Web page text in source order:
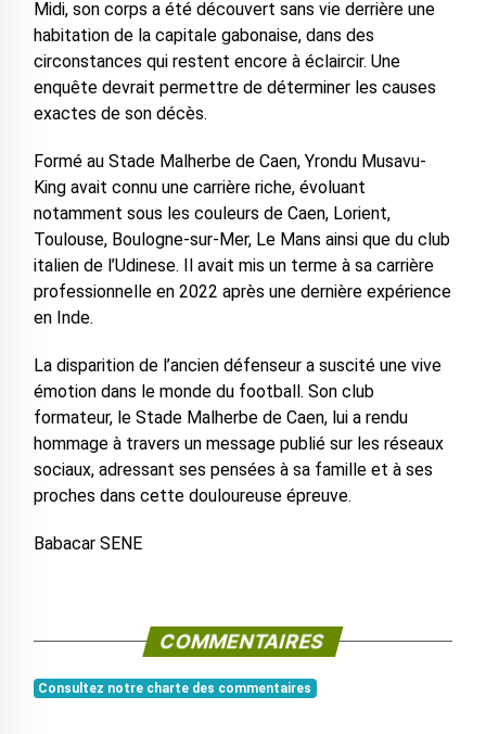
Midi, son corps a été découvert sans vie derrière une
habitation de la capitale gabonaise, dans des
circonstances qui restent encore à éclaircir. Une
enquête devrait permettre de déterminer les causes
exactes de son décès.
Formé au Stade Malherbe de Caen, Yrondu Musavu-
King avait connu une carrière riche, évoluant
notamment sous les couleurs de Caen, Lorient,
Toulouse, Boulogne-sur-Mer, Le Mans ainsi que du club
italien de l’Udinese. Il avait mis un terme à sa carrière
professionnelle en 2022 après une dernière expérience
en Inde.
La disparition de l’ancien défenseur a suscité une vive
émotion dans le monde du football. Son club
formateur, le Stade Malherbe de Caen, lui a rendu
hommage à travers un message publié sur les réseaux
sociaux, adressant ses pensées à sa famille et à ses
proches dans cette douloureuse épreuve.
Babacar SENE
COMMENTAIRES
Consultez notre charte des commentaires